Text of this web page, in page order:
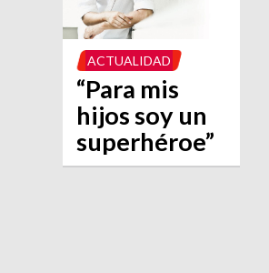
ACTUALIDAD
“Para mis
hijos soy un
superhéroe”